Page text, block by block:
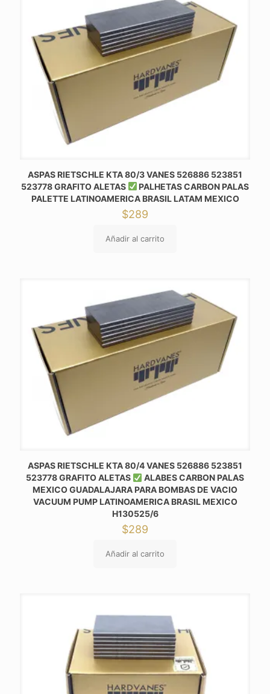
ASPAS RIETSCHLE KTA 80/3 VANES 526886 523851
523778 GRAFITO ALETAS
PALHETAS CARBON PALAS
PALETTE LATINOAMERICA BRASIL LATAM MEXICO
$289
Añadir al carrito
ASPAS RIETSCHLE KTA 80/4 VANES 526886 523851
523778 GRAFITO ALETAS
ALABES CARBON PALAS
MEXICO GUADALAJARA PARA BOMBAS DE VACIO
VACUUM PUMP LATINOAMERICA BRASIL MEXICO
H130525/6
$289
Añadir al carrito